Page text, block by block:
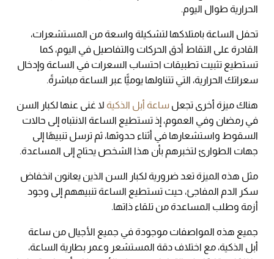
الحرارية طوال اليوم.
تحفل الساعة بامتلاكها لتشكيلة واسعة من المستشعرات،
القادرة على التقاط أدق الحركات والتفاصيل في اليوم، كما
تستطيع تثبيت تطبيقات احتساب السعرات في الساعة وإدخال
سعراتك الحرارية، التي تتناولها يوميًّا عبر الساعة مباشرةً.
هناك ميزة أخرى تجعل ساعة أبل الذكية لا غنى عنها لكبار السن
في رمضان وفي العموم، إذ تستطيع الساعة الانتباه إلى حالات
السقوط واستشعارها في أثناء حدوثها، ثم ترسل تنبيهًا إلى
جهات الطوارئ لتخبرهم بأن هذا الشخص يحتاج إلى المساعدة.
مثل هذه الميزة تعد ضرورية لكبار السن الذين يعانون انخفاض
سكر الدم المفاجئ، حيث تستطيع الساعة تنبيههم إلى وجود
أزمة وطلب المساعدة من تلقاء ذاتها.
جميع هذه المواصفات موجودة في جميع الأجيال من ساعة
أبل الذكية، مع اختلاف دقة المستشعر وعمر بطارية الساعة،